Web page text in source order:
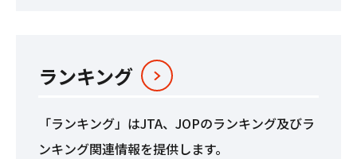
ランキング
「ランキング」はJTA、JOPのランキング及びラ
ンキング関連情報を提供します。